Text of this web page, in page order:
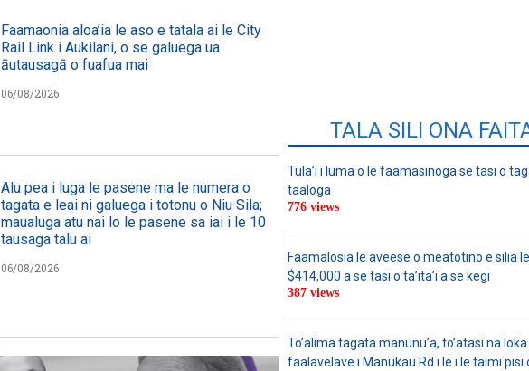
Faamaonia aloa’ia le aso e tatala ai le City
Rail Link i Aukilani, o se galuega ua
āutausagā o fuafua mai
06/08/2026
Alu pea i luga le pasene ma le numera o
tagata e leai ni galuega i totonu o Niu Sila;
maualuga atu nai lo le pasene sa iai i le 10
tausaga talu ai
06/08/2026
TALA SILI ONA
Tula’i i luma o le faamasinoga se tasi o
taaloga
776 views
Faamalosia le aveese o meatotino e silia
$414,000 a se tasi o ta’ita’i a se kegi
387 views
To’alima tagata manunu’a, to’atasi na
faalavelave i Manukau Rd i le i le taimi pisi